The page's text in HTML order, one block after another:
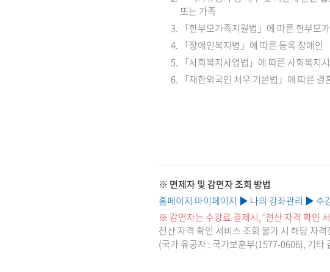
또는 가족
「한부모가족지원법」에 따른 한부모
「장애인복지법」에 따른 등록 장애인
「사회복지사업법」에 따른 사회복지
「재한외국인 처우 기본법」에 따른 결
※ 면제자 및 감면자 조회 방법
홈페이지 마이페이지 ▶ 나의 강좌관리 ▶
※ 감면자는 수강료 결제시, ‘전산 자격 확인
전산 자격 확인 서비스 조회 불가 시 해당 자
(국가 유공자 : 국가보훈부(1577-0606), 기타